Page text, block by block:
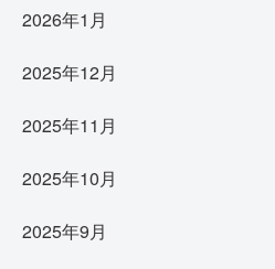
2026年1月
2025年12月
2025年11月
2025年10月
2025年9月